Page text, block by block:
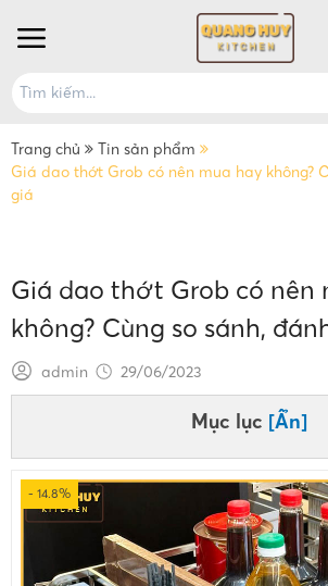
Trang chủ
Tin sản phẩm
Giá dao thớt Grob có nên mua hay không?
giá
Giá dao thớt Grob có nên
không? Cùng so sánh,
admin 29/06/2023
Mục lục [Ẩn]
- 14.8%